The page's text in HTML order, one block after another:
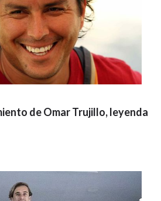
de Omar Trujillo, leyenda